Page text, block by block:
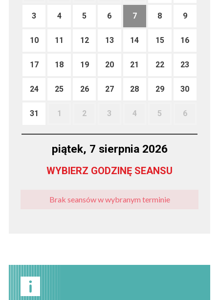
3 4 5 6 7 8 9
10 11 12 13 14 15 16
17 18 19 20 21 22 23
24 25 26 27 28 29 30
31 1 2 3 4 5 6
piątek, 7 sierpnia 2026
WYBIERZ GODZINĘ SEANSU
Brak seansów w wybranym terminie